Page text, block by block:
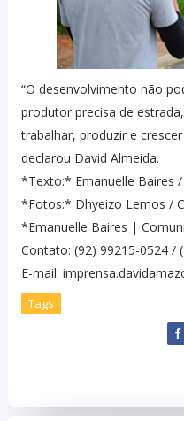
“O desenvolvimento não
produtor precisa de
trabalhar, produzir e
declarou David Almeida.
*Texto:* Emanuelle Baires
*Fotos:* Dhyeizo Lemos /
*Emanuelle Baires |
Contato: (92) 99215-0524 /
E-mail:
Tags